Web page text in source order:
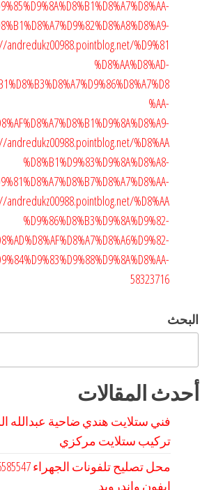
andredukz00988.pointblog.net/%D9%81
%D8%AA%D8%AD-
%AA-
andredukz00988.pointblog.net/%D8%AA
%D8%B1%D9%83%D9%8A%D8%A8-
andredukz00988.pointblog.net/%D8%AA
%D9%86%D8%B3%D9%8A%D9%82-
58323716
البحث
أحدث المقالات
تركيب ستلايت مركزي
ايفون واندرويد